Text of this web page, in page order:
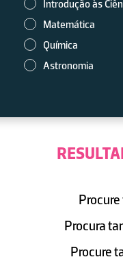
Introdução às
Matemática
Química
Astronomia
Procura
Procure